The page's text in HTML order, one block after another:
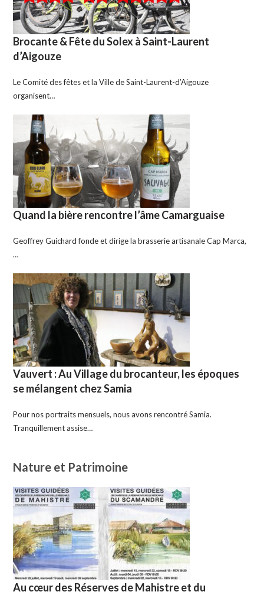
Brocante & Fête du Solex à Saint-Laurent
d’Aigouze
Le Comité des fêtes et la Ville de Saint-Laurent-d’Aigouze
organisent…
Quand la bière rencontre l’âme Camarguaise
Geoffrey Guichard fonde et dirige la brasserie artisanale Cap Marca,
…
Vauvert : Au Village du brocanteur, les époques
se mélangent chez Samia
Pour nos portraits mensuels, nous avons rencontré Samia.
Tranquillement assise…
Nature et Patrimoine
Au cœur des Réserves de Mahistre et du